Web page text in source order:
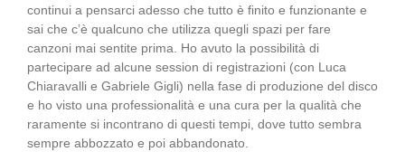
continui a pensarci adesso che tutto è finito e funzionante e
sai che c’è qualcuno che utilizza quegli spazi per fare
canzoni mai sentite prima. Ho avuto la possibilità di
partecipare ad alcune session di registrazioni (con Luca
Chiaravalli e Gabriele Gigli) nella fase di produzione del disco
e ho visto una professionalità e una cura per la qualità che
raramente si incontrano di questi tempi, dove tutto sembra
sempre abbozzato e poi abbandonato.